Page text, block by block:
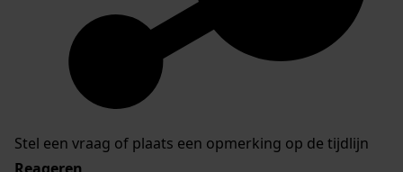
Stel een vraag of plaats een opmerking op de tijdlijn